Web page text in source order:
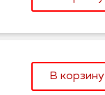
В корзину